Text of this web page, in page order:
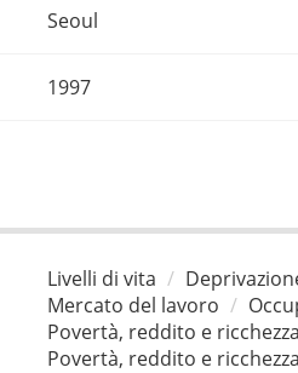
Seoul
1997
Livelli di vita
Mercato del lavoro
Povertà, reddito e ricchezza
Povertà, reddito e ricchezza